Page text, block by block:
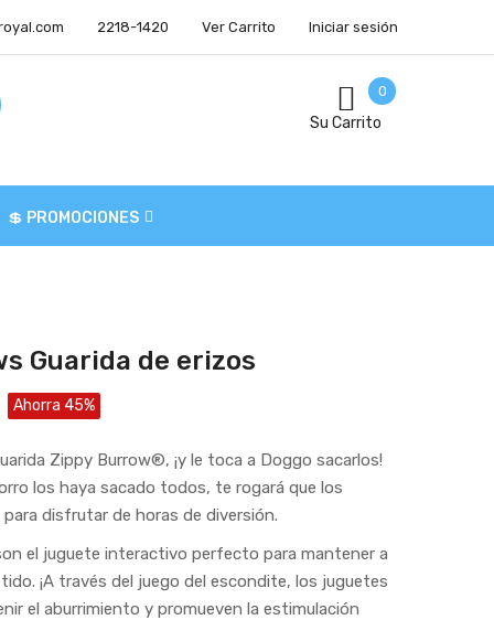
Iniciar sesión
Ver Carrito
2218-1420
0
Su Carrito
💲 PROMOCIONES
Guarida de erizos
Ahorra 45%
Zippy Burrow®, ¡y le toca a Doggo sacarlos!
los haya sacado todos, te rogará que los
disfrutar de horas de diversión.
el juguete interactivo perfecto para mantener a
¡A través del juego del escondite, los juguetes
el aburrimiento y promueven la estimulación